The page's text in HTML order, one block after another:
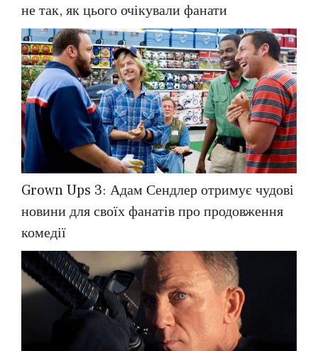
не так, як цього очікували фанати
Grown Ups 3: Адам Сендлер отримує чудові
новини для своїх фанатів про продовження
комедії